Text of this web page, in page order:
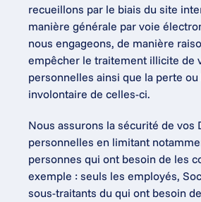
recueillons par le biais du site
manière générale par voie
nous engageons, de manière
empêcher le traitement illicite de
personnelles ainsi que la perte
involontaire de celles-ci.
Nous assurons la sécurité de vos
personnelles en limitant
personnes qui ont besoin de les
exemple : seuls les employés,
sous-traitants du qui ont besoin